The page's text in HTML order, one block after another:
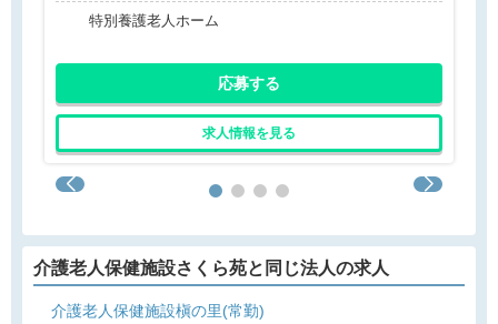
特別養護老人ホーム
応募する
求人情報を見る
介護老人保健施設さくら苑と同じ法人の求人
介護老人保健施設槇の里(常勤)